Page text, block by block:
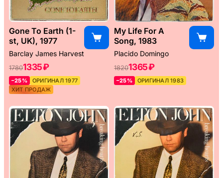
Gone To Earth (1-
st, UK), 1977
Barclay James Harvest
17801335 ₽
–25%
ОРИГИНАЛ 1977
ХИТ ПРОДАЖ
My Life For A
Song, 1983
Placido Domingo
18201365 ₽
–25% ОРИГИНАЛ 1983